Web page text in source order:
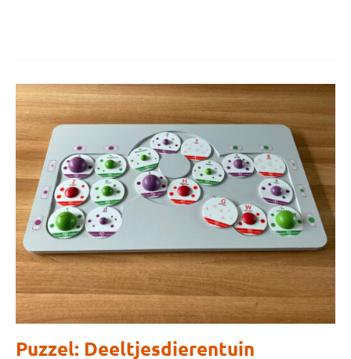
Puzzel: Deeltjesdierentuin